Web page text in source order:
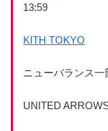
13:59
KITH TOKYO
ニューバランス一
UNITED